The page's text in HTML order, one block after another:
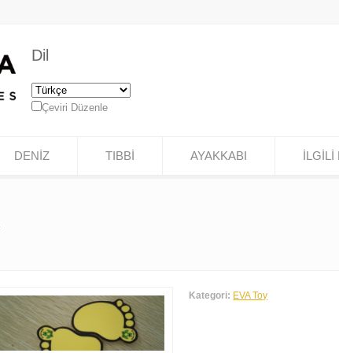
Dil
Çeviri Düzenle
DENİZ TIBBİ AYAKKABI İLGİLİ
Kategori: EVA Toy